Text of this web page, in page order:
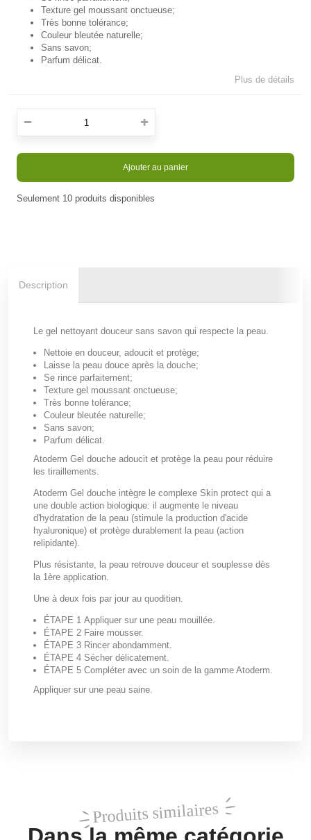
Texture gel moussant onctueuse;
Très bonne tolérance;
Couleur bleutée naturelle;
Sans savon;
Parfum délicat.
Plus de détails
Ajouter au panier
Seulement 10 produits disponibles
Description
Le gel nettoyant douceur sans savon qui respecte la peau.
Nettoie en douceur, adoucit et protège;
Laisse la peau douce après la douche;
Se rince parfaitement;
Texture gel moussant onctueuse;
Très bonne tolérance;
Couleur bleutée naturelle;
Sans savon;
Parfum délicat.
Atoderm Gel douche adoucit et protège la peau pour réduire
les tiraillements.
Atoderm Gel douche intègre le complexe Skin protect qui a
une double action biologique: il augmente le niveau
d'hydratation de la peau (stimule la production d'acide
hyaluronique) et protège durablement la peau (action
relipidante).
Plus résistante, la peau retrouve douceur et souplesse dès
la 1ère application.
Une à deux fois par jour au quoditien.
ÉTAPE 1 Appliquer sur une peau mouillée.
ÉTAPE 2 Faire mousser.
ÉTAPE 3 Rincer abondamment.
ÉTAPE 4 Sécher délicatement.
ÉTAPE 5 Compléter avec un soin de la gamme Atoderm.
Appliquer sur une peau saine.
Produits similaires